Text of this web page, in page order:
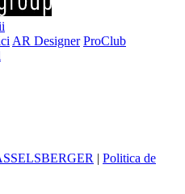
AR Designer ProClub
| Politica de